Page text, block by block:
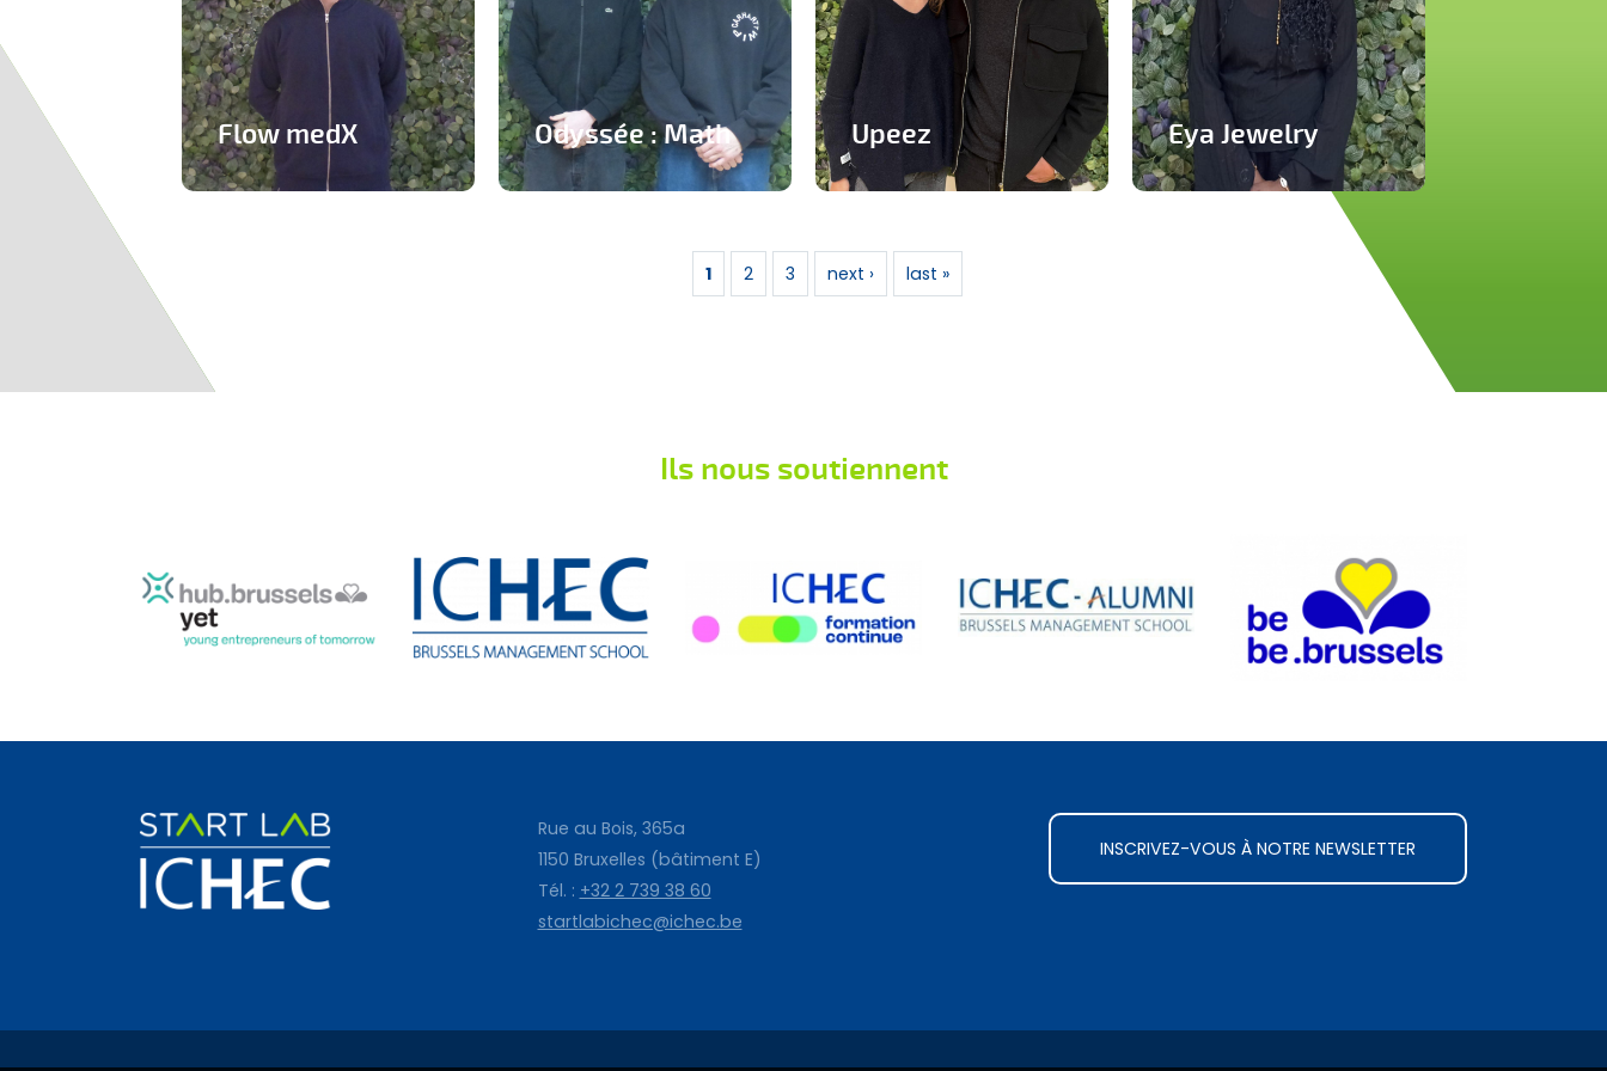
Flow medX Odyssée : Math Upeez
En savoir plus
Eya Jewelry
1 2 3 next › last »
Ils nous soutiennent
Rue au Bois, 365a
1150 Bruxelles (bâtiment E)
Tél. : +32 2 739 38 60
startlabichec@ichec.be
INSCRIVEZ-VOUS À NOTRE NEWSLETTER